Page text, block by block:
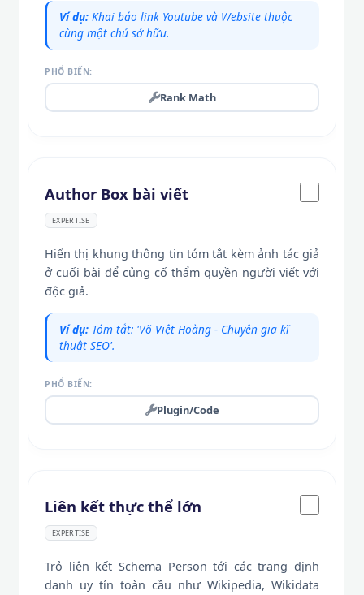
Ví dụ: Khai báo link Youtube và Website thuộc
cùng một chủ sở hữu.
PHỔ BIẾN:
Rank Math
Author Box bài viết
EXPERTISE
Hiển thị khung thông tin tóm tắt kèm ảnh tác giả
ở cuối bài để củng cố thẩm quyền người viết với
độc giả.
Ví dụ: Tóm tắt: 'Võ Việt Hoàng - Chuyên gia kĩ
thuật SEO'.
PHỔ BIẾN:
Plugin/Code
Liên kết thực thể lớn
EXPERTISE
Trỏ liên kết Schema Person tới các trang định
danh uy tín toàn cầu như Wikipedia, Wikidata